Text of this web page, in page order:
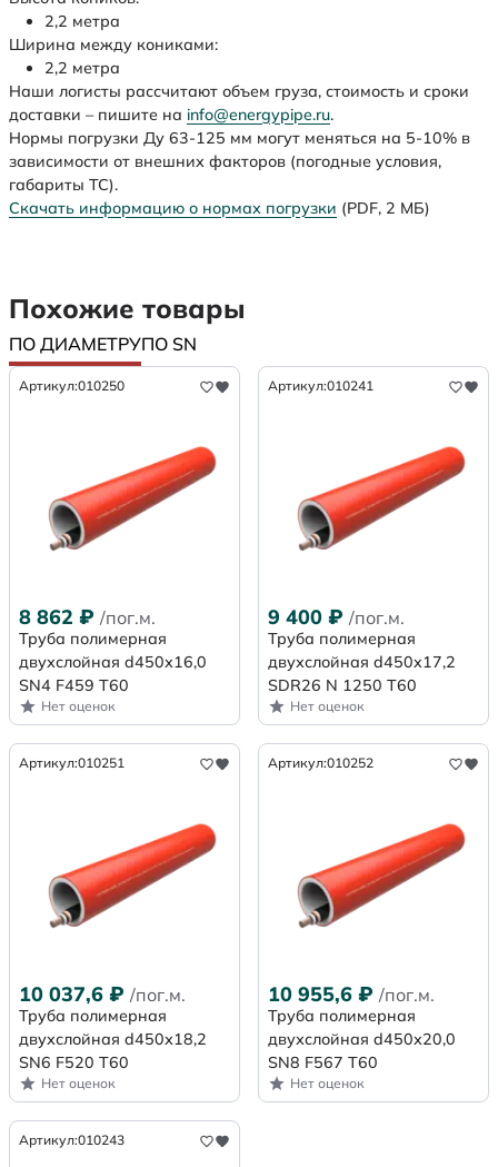
2,2 метра
Ширина между кониками:
2,2 метра
Наши логисты рассчитают объем груза, стоимость и сроки
доставки – пишите на info@energypipe.ru.
Нормы погрузки Ду 63-125 мм могут меняться на 5-10% в
зависимости от внешних факторов (погодные условия,
габариты ТС).
Скачать информацию о нормах погрузки (PDF, 2 МБ)
Похожие товары
ПО ДИАМЕТРУПО SN
Артикул:010250
8 862 ₽ /пог.м.
Труба полимерная
двухслойная d450х16,0
SN4 F459 Т60
Нет оценок
Артикул:010241
9 400 ₽ /пог.м.
Труба полимерная
двухслойная d450x17,2
SDR26 N 1250 Т60
Нет оценок
Артикул:010251
10 037,6 ₽ /пог.м.
Труба полимерная
двухслойная d450х18,2
SN6 F520 Т60
Нет оценок
Артикул:010252
10 955,6 ₽ /пог.м.
Труба полимерная
двухслойная d450х20,0
SN8 F567 Т60
Нет оценок
Артикул:010243